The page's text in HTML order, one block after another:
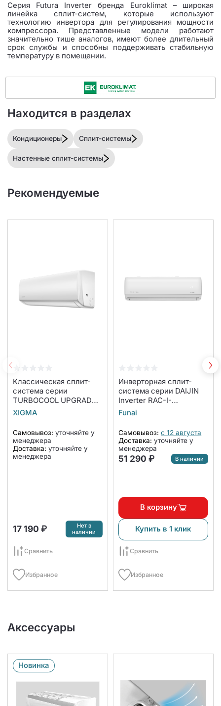
Серия Futura Inverter бренда Euroklimat – широкая
линейка сплит-систем, которые используют
технологию инвертора для регулирования мощности
компрессора. Представленные модели работают
значительно тише аналогов, имеют более длительный
срок службы и способны поддерживать стабильную
температуру в помещении.
Находится в разделах
Кондиционеры Сплит-системы
Настенные сплит-системы
Рекомендуемые
Классическая сплит-
система серии
TURBOCOOL UPGRADE
2023 XG-TX21RHA
XIGMA
Самовывоз: уточняйте у
менеджера
Доставка: уточняйте у
менеджера
17 190 ₽
Нет в
наличии
Сравнить
Избранное
Инверторная сплит-
система серии DAIJIN
Inverter RAC-I-
DA50HP.D01 (комплект)
Funai
Самовывоз: с 12 августа
Доставка: уточняйте у
менеджера
51 290 ₽ В наличии
В корзину
Купить в 1 клик
Сравнить
Избранное
Аксессуары
Новинка